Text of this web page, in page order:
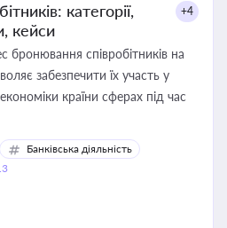
категорії,
кейси
+4
бронювання співробітників на
забезпечити їх участь у
країни сферах під час
Банківська діяльність